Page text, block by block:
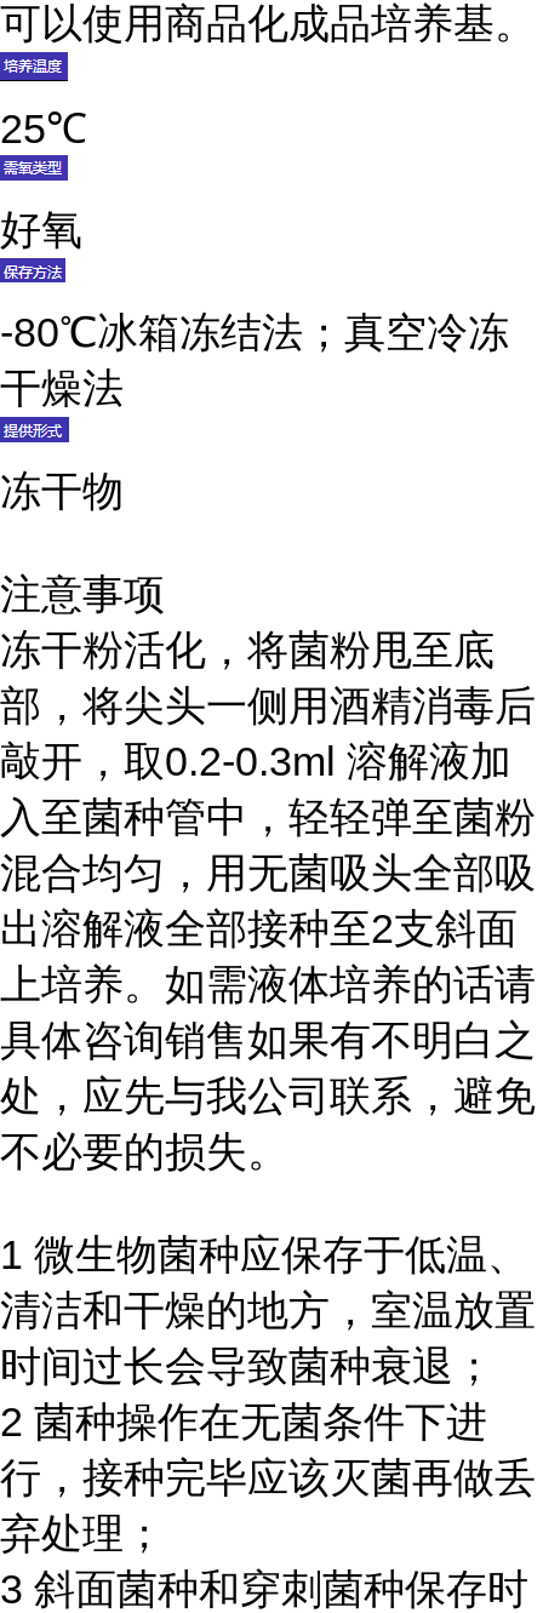
可以使用商品化成品培养基。
25℃
好氧
-80℃冰箱冻结法；真空冷冻
干燥法
冻干物
注意事项
冻干粉活化，将菌粉甩至底
部，将尖头一侧用酒精消毒后
敲开，取0.2-0.3ml 溶解液加
入至菌种管中，轻轻弹至菌粉
混合均匀，用无菌吸头全部吸
出溶解液全部接种至2支斜面
上培养。如需液体培养的话请
具体咨询销售如果有不明白之
处，应先与我公司联系，避免
不必要的损失。
1 微生物菌种应保存于低温、
清洁和干燥的地方，室温放置
时间过长会导致菌种衰退；
2 菌种操作在无菌条件下进
行，接种完毕应该灭菌再做丢
弃处理；
3 斜面菌种和穿刺菌种保存时